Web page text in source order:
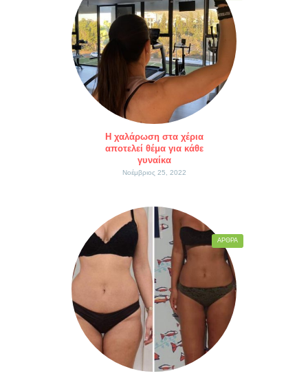
Η χαλάρωση στα χέρια
αποτελεί θέμα για κάθε
γυναίκα
Νοέμβριος 25, 2022
ΆΡΘΡΑ